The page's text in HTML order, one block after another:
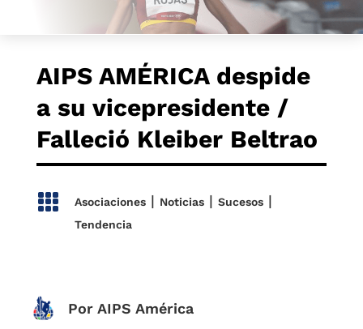
AIPS AMÉRICA despide
a su vicepresidente /
Falleció Kleiber Beltrao
 Asociaciones| Noticias| Sucesos|
Tendencia
Por AIPS América